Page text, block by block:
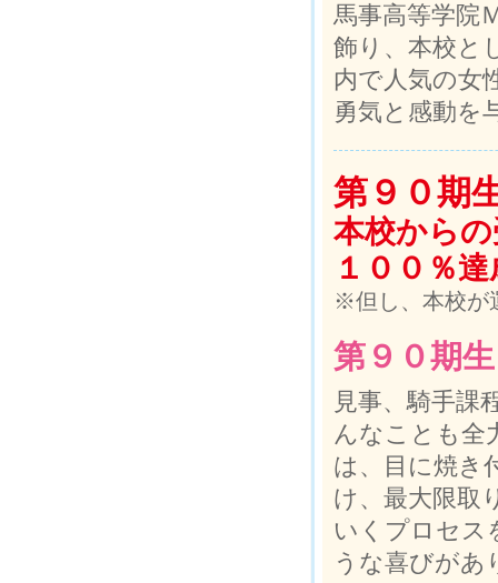
馬事高等学院
飾り、本校と
内で人気の女
勇気と感動を
第９０期
本校から
１００％達
※但し、本校が
第９０期生
見事、騎手課
んなことも全
は、目に焼き
け、最大限取
いくプロセス
うな喜びがあ